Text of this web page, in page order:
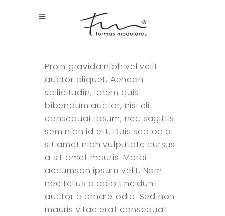
Proin gravida nibh vel velit
auctor aliquet. Aenean
sollicitudin, lorem quis
bibendum auctor, nisi elit
consequat ipsum, nec sagittis
sem nibh id elit. Duis sed odio
sit amet nibh vulputate cursus
a sit amet mauris. Morbi
accumsan ipsum velit. Nam
nec tellus a odio tincidunt
auctor a ornare odio. Sed non
mauris vitae erat consequat